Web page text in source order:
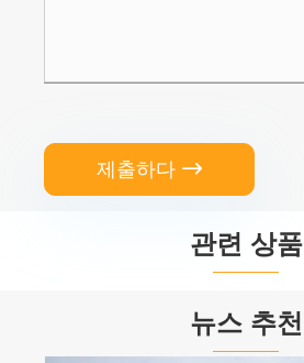
제출하다 
관련 상품
뉴스 추천